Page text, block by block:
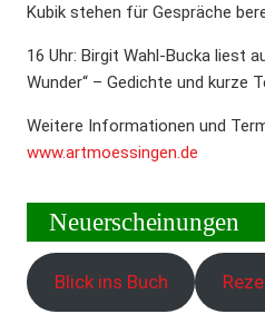
Kubik stehen für Gespräche
16 Uhr: Birgit Wahl-Bucka liest
Wunder“ – Gedichte und kurze
Weitere Informationen und
www.artmoessingen.de
Neuerscheinungen
Blick ins Buch